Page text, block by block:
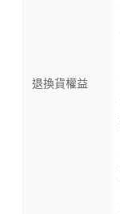
退換貨權益